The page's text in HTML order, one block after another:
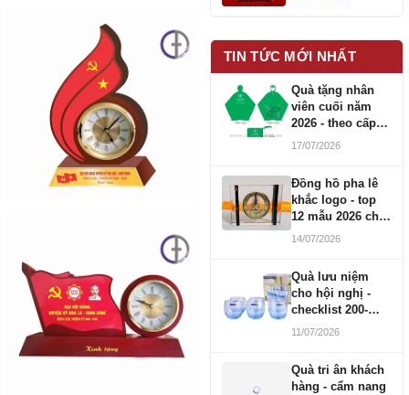
TIN TỨC MỚI NHẤT
Quà tặng nhân
viên cuối năm
2026 - theo cấp
bậc CBNV
17/07/2026
Đồng hồ pha lê
khắc logo - top
12 mẫu 2026 cho
doanh nghiệp
14/07/2026
Quà lưu niệm
cho hội nghị -
checklist 200-
1000 người
11/07/2026
Quà tri ân khách
hàng - cẩm nang